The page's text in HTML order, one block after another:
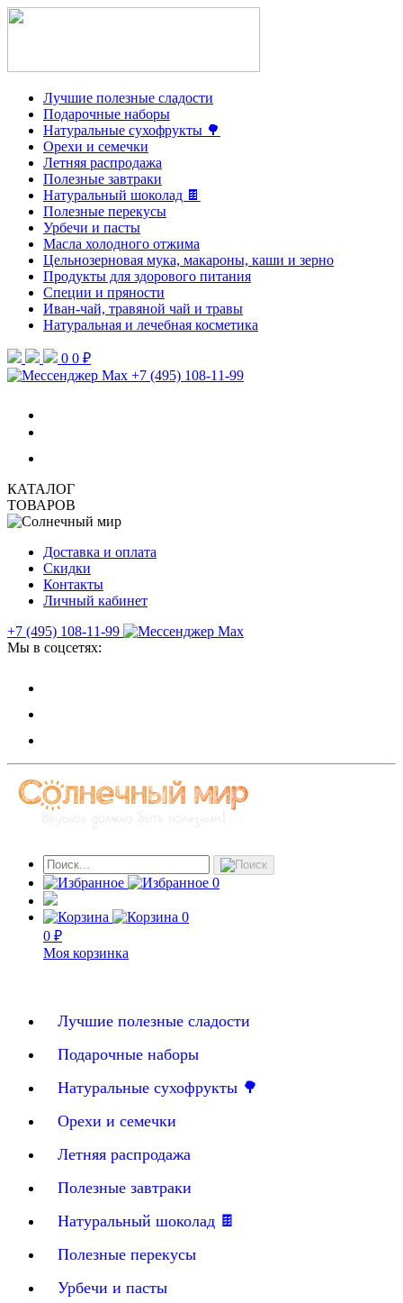
Лучшие полезные сладости
Подарочные наборы
Натуральные сухофрукты 🌳
Орехи и семечки
Летняя распродажа
Полезные завтраки
Натуральный шоколад 🍫
Полезные перекусы
Урбечи и пасты
Масла холодного отжима
Цельнозерновая мука, макароны, каши и зерно
Продукты для здорового питания
Специи и пряности
Иван-чай, травяной чай и травы
Натуральная и лечебная косметика
0 0 ₽
+7 (495) 108-11-99
КАТАЛОГ
ТОВАРОВ
Доставка и оплата
Скидки
Контакты
Личный кабинет
+7 (495) 108-11-99
Мы в соцсетях:
0
0
0 ₽
Моя корзинка
Лучшие полезные сладости
Подарочные наборы
Натуральные сухофрукты 🌳
Орехи и семечки
Летняя распродажа
Полезные завтраки
Натуральный шоколад 🍫
Полезные перекусы
Урбечи и пасты